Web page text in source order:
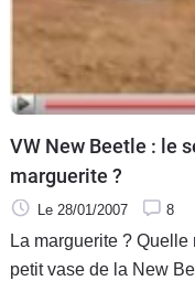
VW New Beetle : le
marguerite ?
Le 28/01/2007 8
La marguerite ?
petit vase de la New